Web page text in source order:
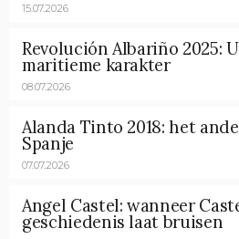
15.07.2026
Revolución Albariño 2025:
maritieme karakter
08.07.2026
Alanda Tinto 2018: het
Spanje
07.07.2026
Angel Castel: wanneer
geschiedenis laat bruisen